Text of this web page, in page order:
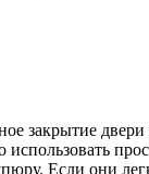
закрытие
Если они